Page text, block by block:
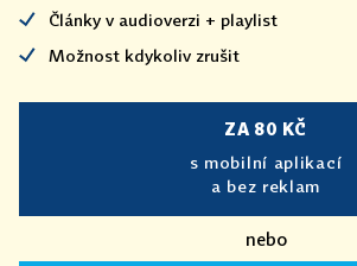
Články v audioverzi + playlist
Možnost kdykoliv zrušit
ZA 80 KČ
s mobilní aplikací
a bez reklam
nebo